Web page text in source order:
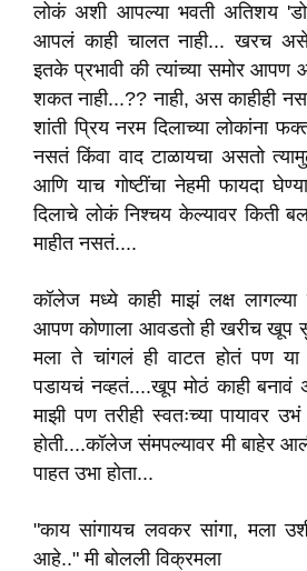
लोकं अशी आपल्या भवती अतिशय
आपलं काही चालत नाही... खरच
इतके प्रभावी की त्यांच्या समोर
शकत नाही...?? नाही, अस काहीही
शांती प्रिय नरम दिलाच्या लोकांना
नसतं किंवा वाद टाळायचा असतो
आणि याच गोष्टींचा नेहमी फायदा
दिलाचे लोकं निश्चय केल्यावर किती
माहीत नसतं....
कॉलेज मध्ये काही माझं लक्ष
आपण कोणाला आवडतो ही खरीच खूप
मला ते चांगलं ही वाटत होतं पण
पडायचं नव्हतं....खूप मोठं काही बनावं
माझी पण तरीही स्वतःच्या पायावर उभं
होती....कॉलेज संमपल्यावर मी बाहेर
पाहत उभा होता...
"काय सांगायच लवकर सांगा, मला
आहे.." मी बोलली विक्रमला